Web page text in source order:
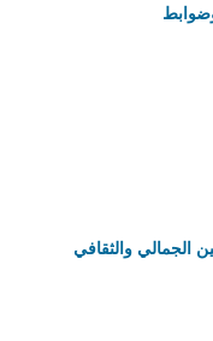
الجمالي والثقافي